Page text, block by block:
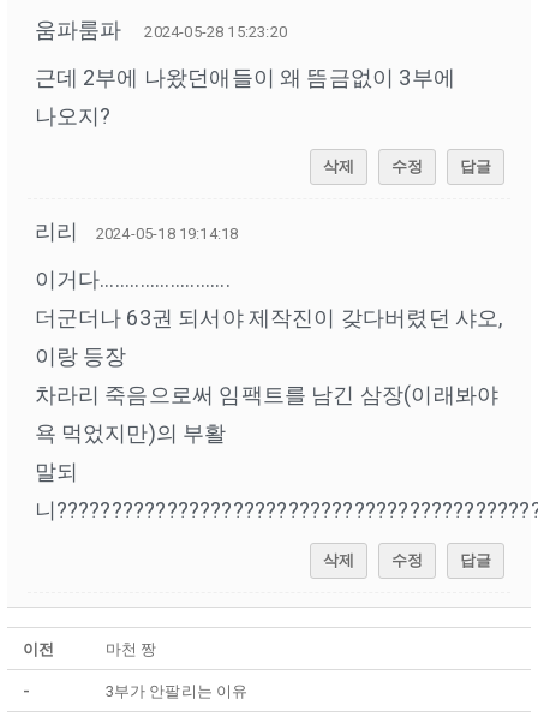
움파룸파 2024-05-28 15:23:20
근데 2부에 나왔던애들이 왜 뜸금없이 3부에
나오지?
삭제 수정 답글
리리 2024-05-18 19:14:18
이거다..........................
더군더나 63권 되서야 제작진이 갖다버렸던 샤오,
이랑 등장
차라리 죽음으로써 임팩트를 남긴 삼장(이래봐야
욕 먹었지만)의 부활
말되
니
삭제 수정 답글
이전 마천 짱
- 3부가 안팔리는 이유